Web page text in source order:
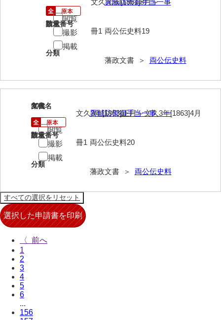
異賊防禦御手当一事
請求番号
両公伝史料19
分類
藩政文書 ＞ 両公伝史料
文久元年[1861]8月～
数量
冊1
閲覧
撮影
掲載
20
文書名
異賊防禦御手当一事 一
請求番号
両公伝史料20
分類
藩政文書 ＞ 両公伝史料
年代
文久3年[1863]正月～文久3年[1863]4月
数量
冊1
閲覧
撮影
掲載
〈
1
2
3
4
5
6
...
156